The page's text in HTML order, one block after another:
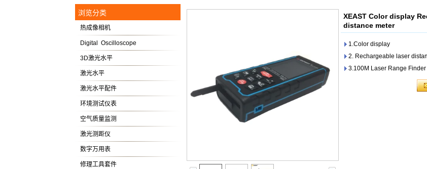
浏览分类
热成像相机
Digital Oscilloscope
3D激光水平
激光水平
激光水平配件
环境测试仪表
空气质量监测
激光测距仪
数字万用表
修理工具套件
XEAST Color display
distance meter
1.Color display
2. Rechargeable laser
3.100M Laser Range Finder